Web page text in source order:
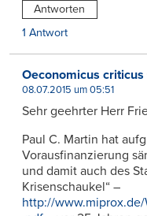
Antworten
1 Antwort
Oeconomicus criticus
08.07.2015 um 05:51
Sehr geehrter Herr
Paul C. Martin hat
Vorausfinanzierung
und damit auch des
Krisenschaukel“ –
http://